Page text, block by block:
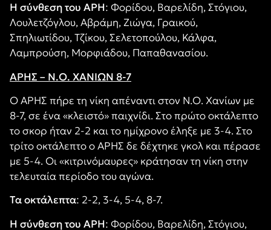
Η σύνθεση του ΑΡΗ: Φορίδου, Βαρελίδη, Στόγιου,
Λουλετζόγλου, Αβράμη, Ζιώγα, Γραικού,
Σπηλιωτίδου, Τζίκου, Σελετοπούλου, Κάλφα,
Λαμπρούση, Μορφιάδου, Παπαθανασίου.
ΑΡΗΣ – Ν.Ο. ΧΑΝΙΩΝ 8-7
Ο ΑΡΗΣ πήρε τη νίκη απέναντι στον Ν.Ο. Χανίων με
8-7, σε ένα «κλειστό» παιχνίδι. Στο πρώτο οκτάλεπτο
το σκορ ήταν 2-2 και το ημίχρονο έληξε με 3-4. Στο
τρίτο οκτάλεπτο ο ΑΡΗΣ δε δέχτηκε γκολ και πέρασε
με 5-4. Οι «κιτρινόμαυρες» κράτησαν τη νίκη στην
τελευταία περίοδο του αγώνα.
Τα οκτάλεπτα: 2-2, 3-4, 5-4, 8-7.
Η σύνθεση του ΑΡΗ: Φορίδου, Βαρελίδη, Στόγιου,